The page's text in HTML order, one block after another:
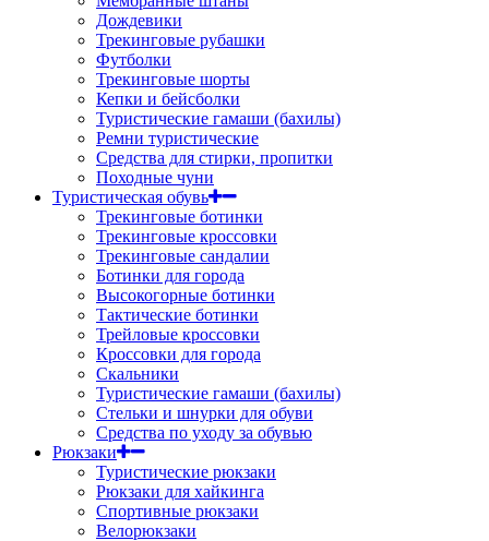
Дождевики
Трекинговые рубашки
Футболки
Трекинговые шорты
Кепки и бейсболки
Туристические гамаши (бахилы)
Ремни туристические
Средства для стирки, пропитки
Походные чуни
Туристическая обувь
Трекинговые ботинки
Трекинговые кроссовки
Трекинговые сандалии
Ботинки для города
Высокогорные ботинки
Тактические ботинки
Трейловые кроссовки
Кроссовки для города
Скальники
Туристические гамаши (бахилы)
Стельки и шнурки для обуви
Средства по уходу за обувью
Рюкзаки
Туристические рюкзаки
Рюкзаки для хайкинга
Спортивные рюкзаки
Велорюкзаки